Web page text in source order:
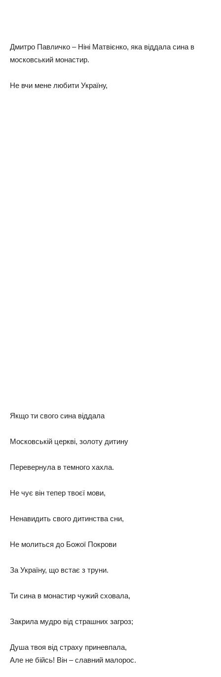
Дмитро Павличко – Ніні Матвієнко, яка віддала сина в
московський монастир.
Не вчи мене любити Україну,
Якщо ти свого сина віддала
Московській церкві, золоту дитину
Перевернула в темного хахла.
Не чує він тепер твоєї мови,
Ненавидить свого дитинства сни,
Не молиться до Божої Покрови
За Україну, що встає з труни.
Ти сина в монастир чужий сховала,
Закрила мудро від страшних загроз;
Душа твоя від страху приневпала,
Але не бійсь! Він – славний малорос.